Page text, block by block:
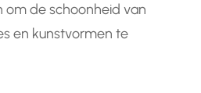
om de schoonheid van
en kunstvormen te